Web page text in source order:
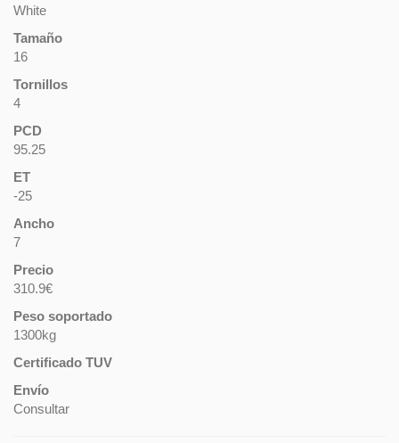
White
Tamaño
16
Tornillos
4
PCD
95.25
ET
-25
Ancho
7
Precio
310.9€
Peso soportado
1300kg
Certificado TUV
Envío
Consultar